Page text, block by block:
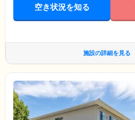
空き状況を知る
施設の詳細を見る